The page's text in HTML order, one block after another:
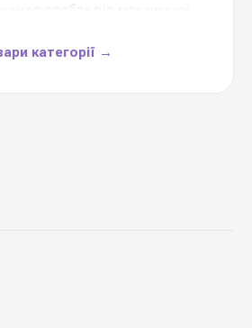
стебла від механічних
категорії →